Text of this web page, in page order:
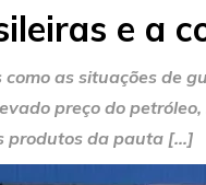
e a
as situações de
preço do
produtos da pauta […]